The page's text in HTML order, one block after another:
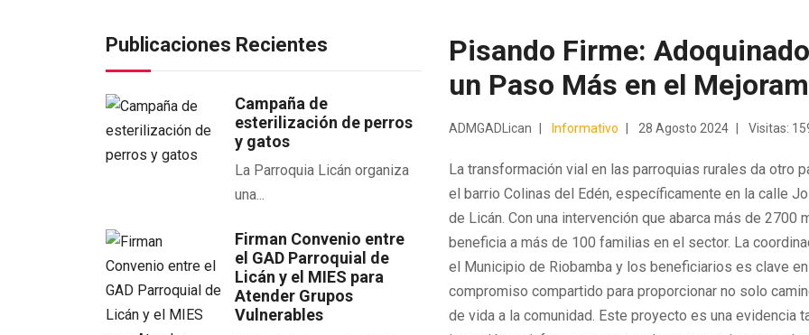
Publicaciones Recientes
Campaña de
esterilización de perros
y gatos
La Parroquia Licán organiza
una...
Firman Convenio entre
el GAD Parroquial de
Licán y el MIES para
Atender Grupos
Vulnerables
Pisando Firme:
un Paso Más en el
ADMGADLican Informativo 28 Agosto 2024 Visitas:
La transformación vial en las parroquias rurales da otro
el barrio Colinas del Edén, específicamente en la calle
de Licán. Con una intervención que abarca más de
beneficia a más de 100 familias en el sector. La
el Municipio de Riobamba y los beneficiarios es clave
compromiso compartido para proporcionar no solo
de vida a la comunidad. Este proyecto es una evidencia